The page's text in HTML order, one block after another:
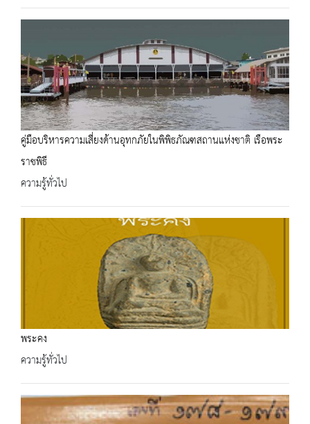
คู่มือบริหารความเสี่ยงด้านอุทกภัยในพิพิธภัณฑสถานแห่งชาติ เรือพระ
ราชพิธี
ความรู้ทั่วไป
พระคง
ความรู้ทั่วไป